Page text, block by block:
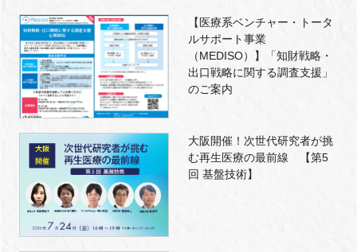
【医療系ベンチャー・トータ
ルサポート事業
（MEDISO）】「知財戦略・
出口戦略に関する調査支援」
のご案内
大阪開催！次世代研究者が挑
む再生医療の最前線 【第5
回 基盤技術】